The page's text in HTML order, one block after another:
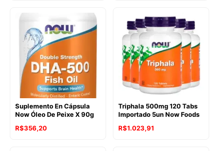
Suplemento En Cápsula
Now Óleo De Peixe X 90g
R$356,20
Triphala 500mg 120 Tabs
Importado 5un Now Foods
R$1.023,91